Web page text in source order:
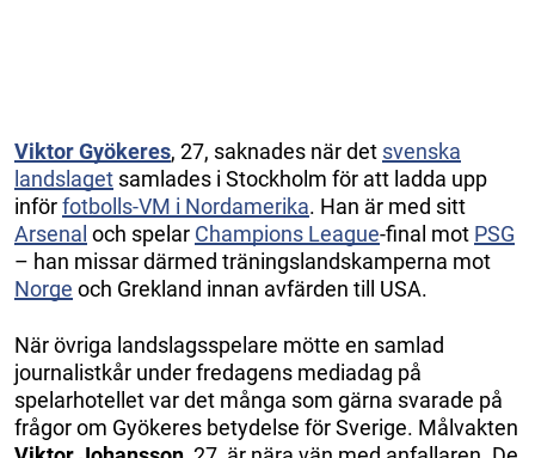
Viktor Gyökeres, 27, saknades när det svenska
landslaget samlades i Stockholm för att ladda upp
införfotbolls-VM i Nordamerika. Han är med sitt
Arsenal och spelar Champions League-final mot PSG
– han missar därmed träningslandskamperna mot
Norge och Grekland innan avfärden till USA.
När övriga landslagsspelare mötte en samlad
journalistkår under fredagens mediadag på
spelarhotellet var det många som gärna svarade på
frågor om Gyökeres betydelse för Sverige. Målvakten